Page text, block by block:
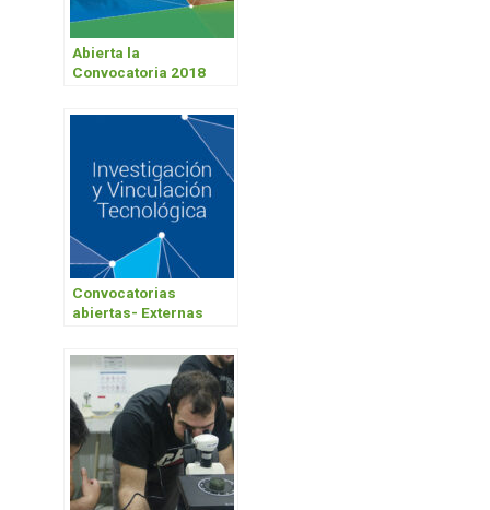
Abierta la
Convocatoria 2018
Investigaciones INET –
Convocatorias
abiertas- Externas